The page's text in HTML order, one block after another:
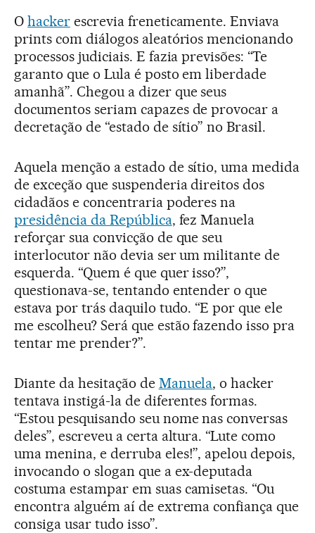
O hackerescrevia freneticamente. Enviava
prints com diálogos aleatórios mencionando
processos judiciais. E fazia previsões: “Te
garanto que o Lula é posto em liberdade
amanhã”. Chegou a dizer que seus
documentos seriam capazes de provocar a
decretação de “estado de sítio” no Brasil.
Aquela menção a estado de sítio, uma medida
de exceção que suspenderia direitos dos
cidadãos e concentraria poderes na
presidência da República, fez Manuela
reforçar sua convicção de que seu
interlocutor não devia ser um militante de
esquerda. “Quem é que quer isso?”,
questionava-se, tentando entender o que
estava por trás daquilo tudo. “E por que ele
me escolheu? Será que estão fazendo isso pra
tentar me prender?”.
Diante da hesitação de Manuela, o hacker
tentava instigá-la de diferentes formas.
“Estou pesquisando seu nome nas conversas
deles”, escreveu a certa altura. “Lute como
uma menina, e derruba eles!”, apelou depois,
invocando o slogan que a ex-deputada
costuma estampar em suas camisetas. “Ou
encontra alguém aí de extrema confiança que
consiga usar tudo isso”.